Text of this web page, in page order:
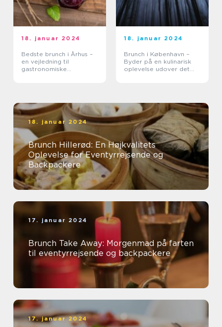
18. januar 2024
Bedste brunch i Århus –
en vejledning til
gastronomiske
18. januar 2024
Brunch i København –
Byder på en kulinarisk
oplevelse udover det
18. januar 2024
Brunch Hillerød: En Højkvalitets
Oplevelse for Eventyrrejsende og
Backpackere
17. januar 2024
Brunch Take Away: Morgenmad på farten
til eventyrrejsende og backpackere
17. januar 2024